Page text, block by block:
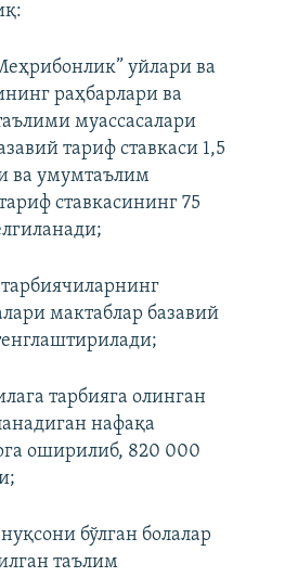
уйлари ва
раҳбарлари ва
муассасалари
тариф ставкаси 1,5
ва умумтаълим
ставкасининг 75
мактаблар базавий
тарбияга олинган
нафақа
оширилиб, 820 000
бўлган болалар
таълим